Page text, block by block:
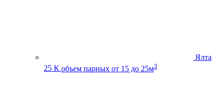
Ялта
25 К объем парных от 15 до 25м3